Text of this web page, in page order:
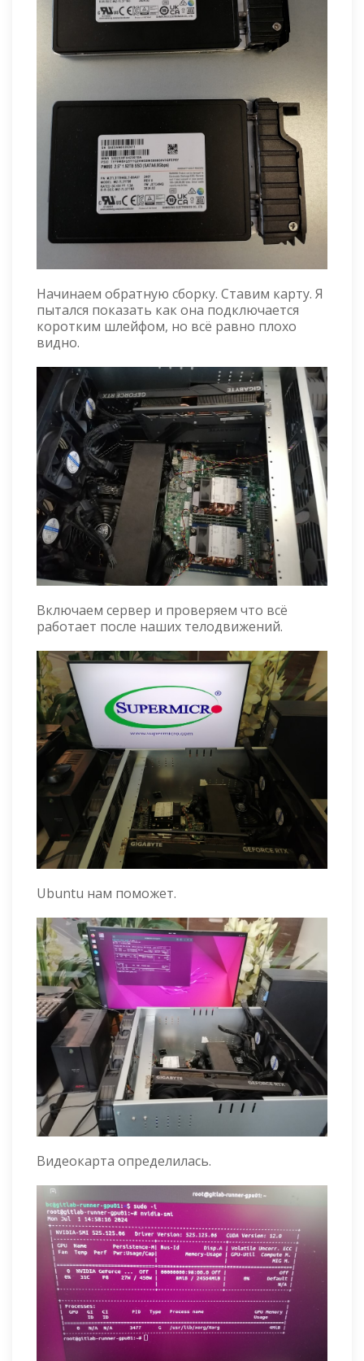
Начинаем обратную сборку. Ставим карту. Я
пытался показать как она подключается
коротким шлейфом, но всё равно плохо
видно.
Включаем сервер и проверяем что всё
работает после наших телодвижений.
Ubuntu нам поможет.
Видеокарта определилась.